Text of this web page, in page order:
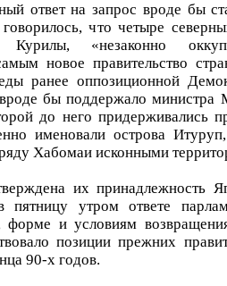
ответ на запрос вроде бы
что четыре
«незаконно
новое правительство
ранее оппозиционной
бы поддержало министра
до него придерживались
именовали острова
Хабомаи исконными
их принадлежность
пятницу утром ответе
и условиям
позиции прежних
90-х годов.